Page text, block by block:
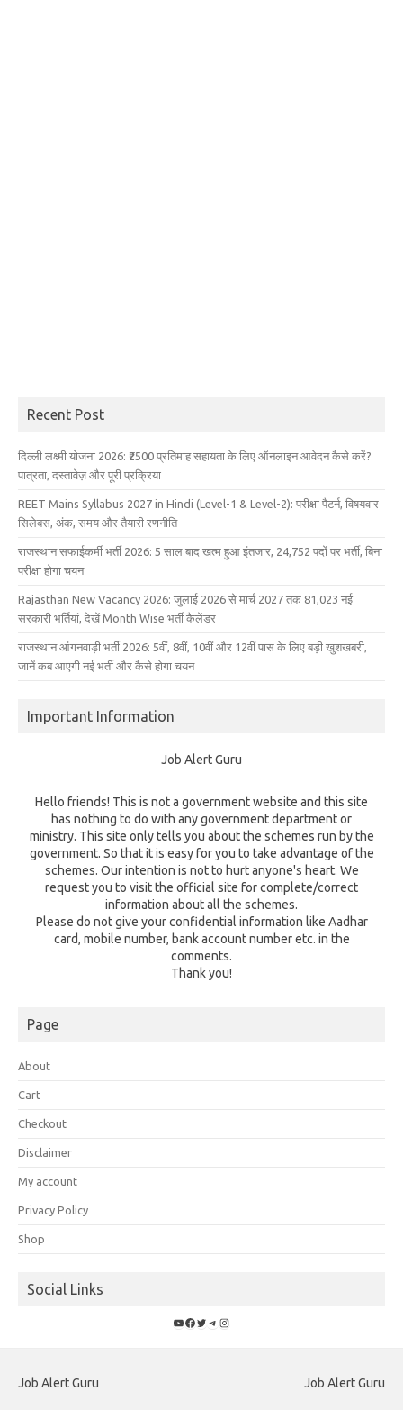
Recent Post
दिल्ली लक्ष्मी योजना 2026: ₹2500 प्रतिमाह सहायता के लिए ऑनलाइन आवेदन कैसे करें?
पात्रता, दस्तावेज़ और पूरी प्रक्रिया
REET Mains Syllabus 2027 in Hindi (Level-1 & Level-2): परीक्षा पैटर्न, विषयवार
सिलेबस, अंक, समय और तैयारी रणनीति
राजस्थान सफाईकर्मी भर्ती 2026: 5 साल बाद खत्म हुआ इंतजार, 24,752 पदों पर भर्ती, बिना
परीक्षा होगा चयन
Rajasthan New Vacancy 2026: जुलाई 2026 से मार्च 2027 तक 81,023 नई
सरकारी भर्तियां, देखें Month Wise भर्ती कैलेंडर
राजस्थान आंगनवाड़ी भर्ती 2026: 5वीं, 8वीं, 10वीं और 12वीं पास के लिए बड़ी खुशखबरी,
जानें कब आएगी नई भर्ती और कैसे होगा चयन
Important Information
Job Alert Guru
Hello friends! This is not a government website and this site
has nothing to do with any government department or
ministry. This site only tells you about the schemes run by the
government. So that it is easy for you to take advantage of the
schemes. Our intention is not to hurt anyone's heart. We
request you to visit the official site for complete/correct
information about all the schemes.
Please do not give your confidential information like Aadhar
card, mobile number, bank account number etc. in the
comments.
Thank you!
Page
About
Cart
Checkout
Disclaimer
My account
Privacy Policy
Shop
Social Links
YouTube
Facebook
Twitter
Telegram
Instagram
Job Alert Guru Job Alert Guru